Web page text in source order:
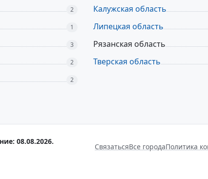
2 Калужская область
1 Липецкая область
3 Рязанская область
2 Тверская область
2
08.08.2026.
СвязатьсяВсе городаПолитика